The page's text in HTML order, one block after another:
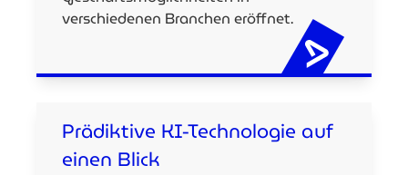
verschiedenen Branchen eröffnet.
Prädiktive KI-Technologie auf
einen Blick